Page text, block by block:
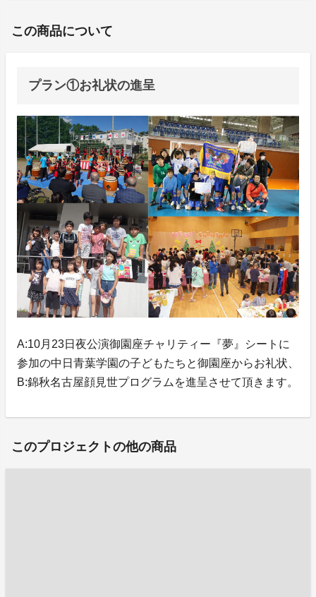
この商品について
プラン①お礼状の進呈
A:10月23日夜公演御園座チャリティー『夢』シートに
参加の中日青葉学園の子どもたちと御園座からお礼状、
B:錦秋名古屋顔見世プログラムを進呈させて頂きます。
このプロジェクトの他の商品